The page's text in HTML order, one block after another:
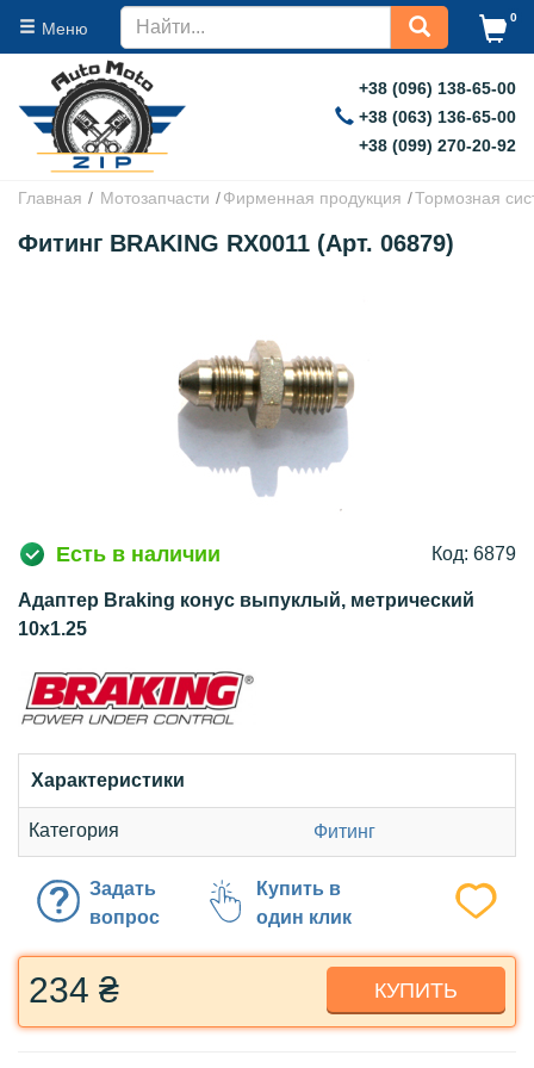
Меню
0
+38 (096) 138-65-00
+38 (063) 136-65-00
+38 (099) 270-20-92
Главная Мотозапчасти Фирменная продукция Тормозная
Фитинг BRAKING RX0011 (Арт. 06879)
Есть в наличии Код: 6879
Адаптер Braking конус выпуклый, метрический
10x1.25
Характеристики
Категория Фитинг
Задать
вопрос
Купить в
один клик
234 ₴ КУПИТЬ